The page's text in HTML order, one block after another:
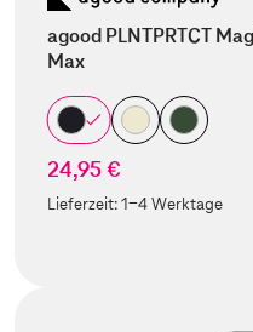
agood PLNTPRTCT
Max
24,95 €
Lieferzeit:1-4 Werktage